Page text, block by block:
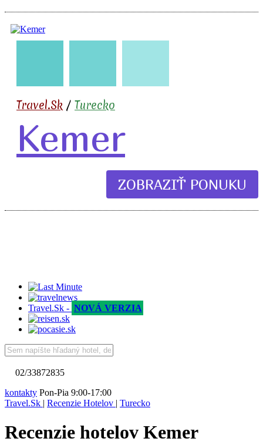
🇹🇷
Travel.Sk / Turecko
Kemer
ZOBRAZIŤ PONUKU
Travel.Sk - NOVÁ VERZIA
02/33872835
kontakty Pon-Pia 9:00-17:00
Travel.Sk | Recenzie Hotelov | Turecko
Recenzie hotelov Kemer